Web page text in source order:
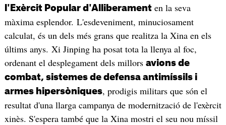
l'Exèrcit Popular d'Alliberamenten la seva
màxima esplendor. L'esdeveniment, minuciosament
calculat, és un dels més grans que realitza la Xina en els
últims anys. Xi Jinping ha posat tota la llenya al foc,
ordenant el desplegament dels millors avions de
combat, sistemes de defensa antimíssils i
armes hipersòniques, prodigis militars que són el
resultat d'una llarga campanya de modernització de l'exèrcit
xinès. S'espera també que la Xina mostri el seu nou míssil